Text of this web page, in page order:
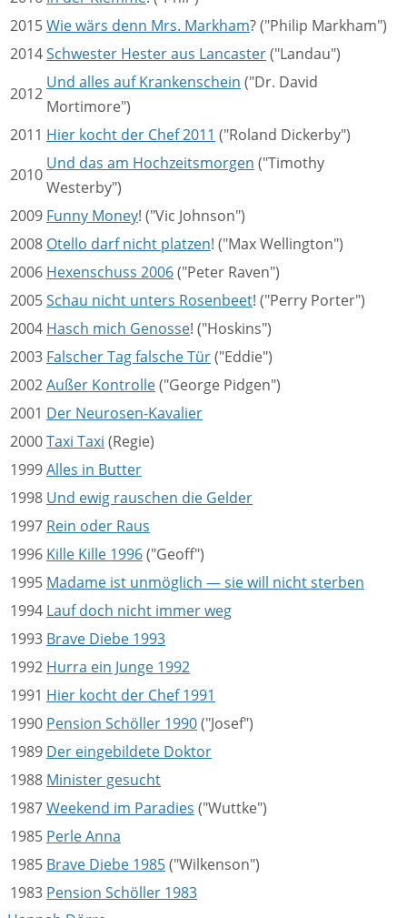
2015Wie wärs denn Mrs. Markham? ("Philip Markham")
2014Schwester Hester aus Lancaster("Landau")
2012
Und alles auf Krankenschein ("Dr. David
Mortimore")
2011 Hier kocht der Chef 2011 ("Roland Dickerby")
2010
Und das am Hochzeitsmorgen ("Timothy
Westerby")
2009 Funny Money! ("Vic Johnson")
2008 Otello darf nicht platzen! ("Max Wellington")
2006 Hexenschuss 2006("Peter Raven")
2005Schau nicht unters Rosenbeet! ("Perry Porter")
2004 Hasch mich Genosse! ("Hoskins")
2003 Falscher Tag falsche Tür("Eddie")
2002Außer Kontrolle("George Pidgen")
2001 Der Neurosen-Kavalier
2000Taxi Taxi (Regie)
1999Alles in Butter
1998 Und ewig rauschen die Gelder
1997 Rein oder Raus
1996 Kille Kille 1996("Geoff")
1995 Madame ist unmöglich — sie will nicht sterben
1994 Lauf doch nicht immer weg
1993 Brave Diebe 1993
1992 Hurra ein Junge 1992
1991 Hier kocht der Chef 1991
1990 Pension Schöller 1990("Josef")
1989 Der eingebildete Doktor
1988 Minister gesucht
1987Weekend im Paradies ("Wuttke")
1985 Perle Anna
1985 Brave Diebe 1985("Wilkenson")
1983 Pension Schöller 1983